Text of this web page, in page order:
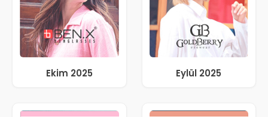
Ekim 2025 Eylül 2025